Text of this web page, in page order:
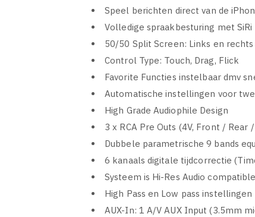
Speel berichten direct van de
Volledige spraakbesturing met SiRi
50/50 Split Screen: Links en
Control Type: Touch, Drag, Flick
Favorite Functies instelbaar dmv
Automatische instellingen voor
High Grade Audiophile Design
3 x RCA Pre Outs (4V, Front / Rear
Dubbele parametrische 9 bands
6 kanaals digitale tijdcorrectie
Systeem is Hi-Res Audio
High Pass en Low pass instellingen
AUX-In: 1 A/V AUX Input (3.5mm